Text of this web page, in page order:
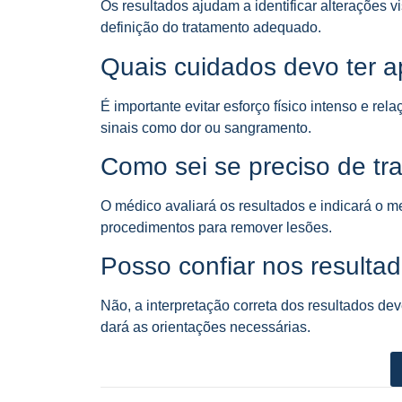
Os resultados ajudam a identificar alterações
definição do tratamento adequado.
Quais cuidados devo ter
É importante evitar esforço físico intenso e
sinais como dor ou sangramento.
Como sei se preciso de
O médico avaliará os resultados e indicará o
procedimentos para remover lesões.
Posso confiar nos
Não, a interpretação correta dos resultados
dará as orientações necessárias.